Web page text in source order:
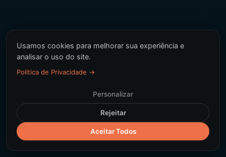
Usamos cookies para melhorar sua experiência e
analisar o uso do site.
Política de Privacidade →
Personalizar
Rejeitar
Aceitar Todos